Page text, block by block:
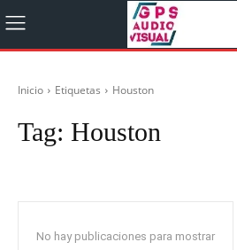
Inicio Etiquetas Houston
Tag: Houston
No hay publicaciones para mostrar